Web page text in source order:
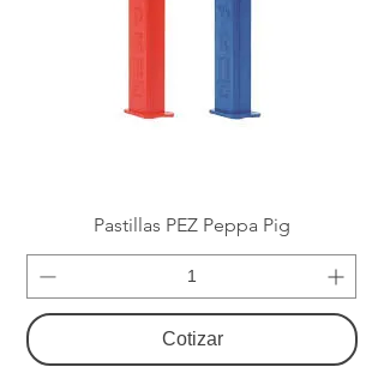
Pastillas PEZ Peppa Pig
Cotizar